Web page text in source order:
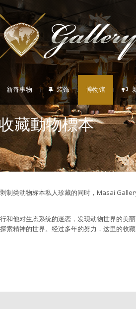
新奇事物 | 装饰 博物馆
藏動物標本
制类动物标本私人珍藏的同时，Masai
和他对生态系统的迷恋，发现动物世界的美
索精神的世界。经过多年的努力，这里的收